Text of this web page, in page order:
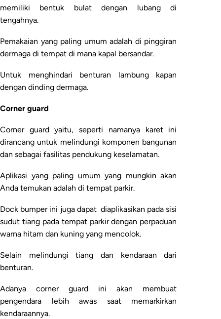
memiliki bentuk bulat dengan lubang di
tengahnya.
Pemakaian yang paling umum adalah di pinggiran
dermaga di tempat di mana kapal bersandar.
Untuk menghindari benturan lambung kapan
dengan dinding dermaga.
Corner guard
Corner guard yaitu, seperti namanya karet ini
dirancang untuk melindungi komponen bangunan
dan sebagai fasilitas pendukung keselamatan.
Aplikasi yang paling umum yang mungkin akan
Anda temukan adalah di tempat parkir.
Dock bumper ini juga dapat diaplikasikan pada sisi
sudut tiang pada tempat parkir dengan perpaduan
warna hitam dan kuning yang mencolok.
Selain melindungi tiang dan kendaraan dari
benturan.
Adanya corner guard ini akan membuat
pengendara lebih awas saat memarkirkan
kendaraannya.